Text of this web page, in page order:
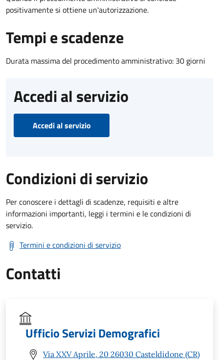
positivamente si ottiene un'autorizzazione.
Tempi e scadenze
Durata massima del procedimento amministrativo: 30 giorni
Accedi al servizio
Accedi al servizio
Condizioni di servizio
Per conoscere i dettagli di scadenze, requisiti e altre
informazioni importanti, leggi i termini e le condizioni di
servizio.
Termini e condizioni di servizio
Contatti
Ufficio Servizi Demografici
Via XXV Aprile, 20 26030 Casteldidone (CR)